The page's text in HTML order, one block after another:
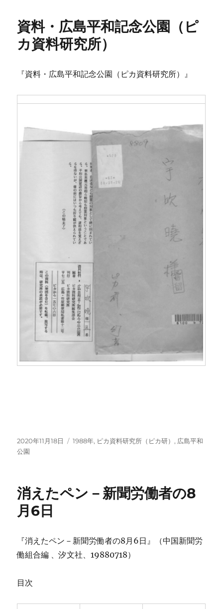
ー
資料・広島平和記念公園（ピ
カ資料研究所）
『資料・広島平和記念公園（ピカ資料研究所）』
投
稿
2020年11月18日
カ
1988年, ピカ資料研究所（ピカ研）, 広島平和
公園
消えたペン－新聞労働者の8
月6日
『消えたペン－新聞労働者の8月6日』（中国新聞労
働組合編 、汐文社、19880718）
目次